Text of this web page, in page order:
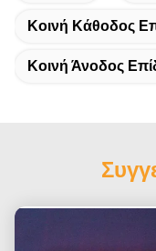
Κοινή Κάθοδος
Κοινή Άνοδος